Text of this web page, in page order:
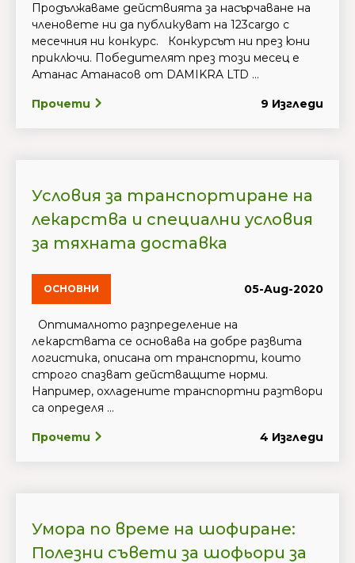
Продължаваме действията за насърчаване на
членовете ни да публикуват на 123cargo с
месечния ни конкурс. Конкурсът ни през юни
приключи. Победителят през този месец е
Атанас Атанасов от DAMIKRA LTD ...
Прочети 9 Изгледи
Условия за транспортиране на
лекарства и специални условия
за тяхната доставка
ОСНОВНИ 05-Aug-2020
Оптималното разпределение на
лекарствата се основава на добре развита
логистика, описана от транспорти, които
строго спазват действащите норми.
Например, охладените транспортни разтвори
са определя ...
Прочети 4 Изгледи
Умора по време на шофиране:
Полезни съвети за шофьори за